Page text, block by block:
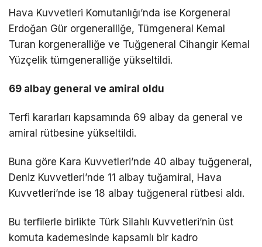
Hava Kuvvetleri Komutanlığı’nda ise Korgeneral
Erdoğan Gür orgeneralliğe, Tümgeneral Kemal
Turan korgeneralliğe ve Tuğgeneral Cihangir Kemal
Yüzçelik tümgeneralliğe yükseltildi.
69 albay general ve amiral oldu
Terfi kararları kapsamında 69 albay da general ve
amiral rütbesine yükseltildi.
Buna göre Kara Kuvvetleri’nde 40 albay tuğgeneral,
Deniz Kuvvetleri’nde 11 albay tuğamiral, Hava
Kuvvetleri’nde ise 18 albay tuğgeneral rütbesi aldı.
Bu terfilerle birlikte Türk Silahlı Kuvvetleri’nin üst
komuta kademesinde kapsamlı bir kadro